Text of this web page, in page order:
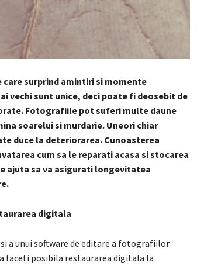
surprind amintiri si momente
vechi sunt unice, deci poate fi deosebit de
Fotografiile pot suferi multe daune
soarelui si murdarie. Uneori chiar
duce la deteriorarea. Cunoasterea
cum sa le reparati acasa si stocarea
sa va asigurati longevitatea
digitala
a unui software de editare a fotografiilor
faceti posibila restaurarea digitala la